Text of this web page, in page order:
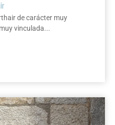
de carácter muy
vinculada...